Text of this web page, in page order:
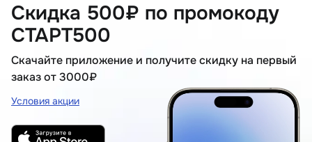
Скидка 500₽ по промокоду
СТАРТ500
Скачайте приложение и получите скидку на первый
заказ от 3000₽
Условия акции